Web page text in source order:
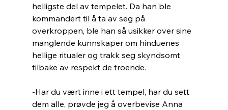
helligste del av tempelet. Da han ble
kommandert til å ta av seg på
overkroppen, ble han så usikker over sine
manglende kunnskaper om hinduenes
hellige ritualer og trakk seg skyndsomt
tilbake av respekt de troende.
-Har du vært inne i ett tempel, har du sett
dem alle, prøvde jeg å overbevise Anna